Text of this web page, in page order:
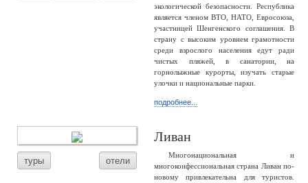
экологической безопасности. Республика
является членом ВТО, НАТО, Евросоюза,
участницей Шенгенского соглашения. В
страну с высоким уровнем грамотности
среди взрослого населения едут ради
чистых пляжей, в санатории, на
горнолыжные курорты, изучать старые
улочки и национальные парки.
подробнее...
туры отели
Ливан
Многонациональная и
многоконфессиональная страна Ливан по-
новому привлекательна для туристов.